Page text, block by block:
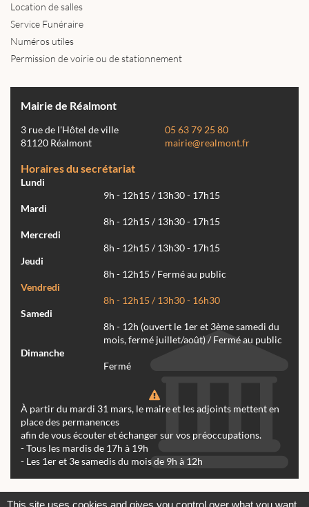
Location de salles
Service Funéraire
Numéros utiles
Permission de voirie ou de stationnement
Mairie de Réalmont
3 rue de l'Hôtel de ville
81120 Réalmont
05 63 79 25 80
mairie@realmont.fr
Horaires du secrétariat
Lundi
9h - 12h15 / 13h30 - 17h15
Mardi
8h - 12h15 / 13h30 - 17h15
Mercredi
8h - 12h15 / 13h30 - 17h15
Jeudi
8h - 12h15 / Fermé au public
Vendredi
8h - 12h15 / 13h30 - 16h30
Samedi
8h - 12h (ouvert le 1er et 3ème samedi du
mois, fermé juillet/août) / Fermé au public
Dimanche
Fermé
À partir du mardi 31 mars, le maire et les adjoints mettent en
place des permanences
afin de vous écouter et échanger sur vos préoccupations.
- Tous les mardis de 17h à 19h
- Les 1er et 3e samedis du mois de 9h à 12h
This site uses cookies and gives you control over what you want